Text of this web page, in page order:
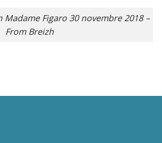
Figaro 30 novembre 2018 –
From Breizh